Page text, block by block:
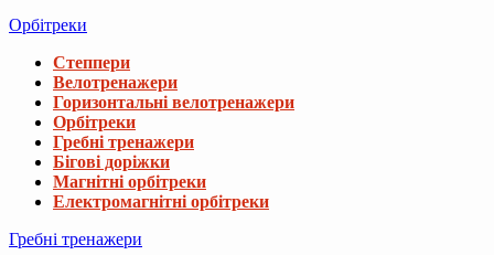
Орбітреки
Степпери
Велотренажери
Горизонтальні велотренажери
Орбітреки
Гребні тренажери
Бігові доріжки
Магнітні орбітреки
Електромагнітні орбітреки
Гребні тренажери